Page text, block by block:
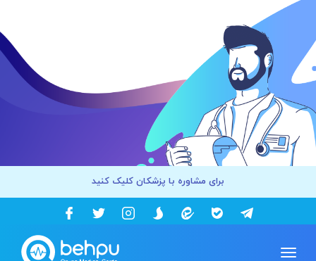
برای مشاوره با پزشکان کلیک کنید
Toggle